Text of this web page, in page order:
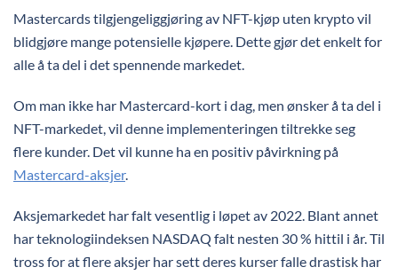
Mastercards tilgjengeliggjøring av NFT-kjøp uten krypto vil
blidgjøre mange potensielle kjøpere. Dette gjør det enkelt for
alle å ta del i det spennende markedet.
Om man ikke har Mastercard-kort i dag, men ønsker å ta del i
NFT-markedet, vil denne implementeringen tiltrekke seg
flere kunder. Det vil kunne ha en positiv påvirkning på
Mastercard-aksjer.
Aksjemarkedet har falt vesentlig i løpet av 2022. Blant annet
har teknologiindeksen NASDAQ falt nesten 30 % hittil i år. Til
tross for at flere aksjer har sett deres kurser falle drastisk har